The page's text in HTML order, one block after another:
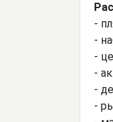
-
-
-
-
-
-